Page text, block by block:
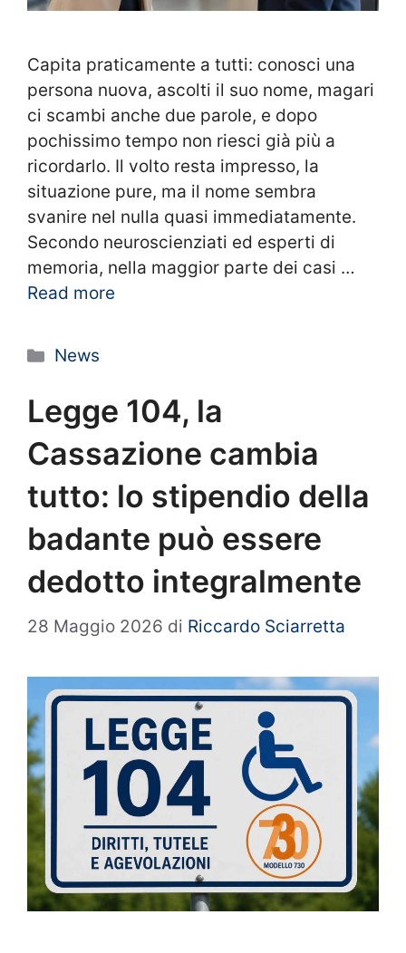
Capita praticamente a tutti: conosci una
persona nuova, ascolti il suo nome, magari
ci scambi anche due parole, e dopo
pochissimo tempo non riesci già più a
ricordarlo. Il volto resta impresso, la
situazione pure, ma il nome sembra
svanire nel nulla quasi immediatamente.
Secondo neuroscienziati ed esperti di
memoria, nella maggior parte dei casi …
Read more
Categorie
News
Legge 104, la
Cassazione cambia
tutto: lo stipendio della
badante può essere
dedotto integralmente
28 Maggio 2026 di Riccardo Sciarretta